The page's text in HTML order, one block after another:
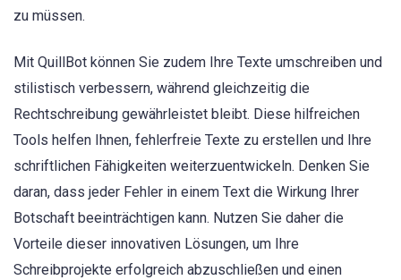
zu müssen.
Mit QuillBot können Sie zudem Ihre Texte umschreiben und
stilistisch verbessern, während gleichzeitig die
Rechtschreibung gewährleistet bleibt. Diese hilfreichen
Tools helfen Ihnen, fehlerfreie Texte zu erstellen und Ihre
schriftlichen Fähigkeiten weiterzuentwickeln. Denken Sie
daran, dass jeder Fehler in einem Text die Wirkung Ihrer
Botschaft beeinträchtigen kann. Nutzen Sie daher die
Vorteile dieser innovativen Lösungen, um Ihre
Schreibprojekte erfolgreich abzuschließen und einen